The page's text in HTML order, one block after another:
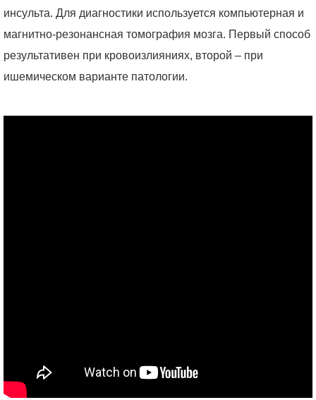
инсульта. Для диагностики используется компьютерная и
магнитно-резонансная томография мозга. Первый способ
результативен при кровоизлияниях, второй – при
ишемическом варианте патологии.